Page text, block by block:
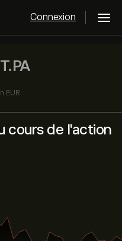
Connexion
EUR
cours de l'action